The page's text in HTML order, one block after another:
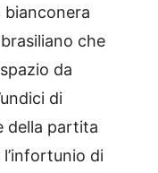
bianconera
che
da
di
della partita
di